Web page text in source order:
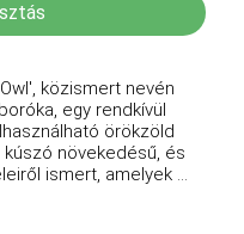
közismert nevén
egy rendkívül
örökzöld
növekedésű, és
ismert, amelyek ...